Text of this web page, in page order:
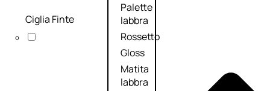
Palette
labbra
Rossetto
Gloss
Matita
labbra
Ciglia Finte